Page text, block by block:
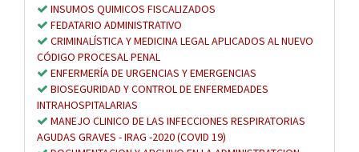
INSUMOS QUIMICOS FISCALIZADOS
FEDATARIO ADMINISTRATIVO
CRIMINALÍSTICA Y MEDICINA LEGAL APLICADOS AL NUEVO
CÓDIGO PROCESAL PENAL
ENFERMERÍA DE URGENCIAS Y EMERGENCIAS
BIOSEGURIDAD Y CONTROL DE ENFERMEDADES
INTRAHOSPITALARIAS
MANEJO CLINICO DE LAS INFECCIONES RESPIRATORIAS
AGUDAS GRAVES - IRAG -2020 (COVID 19)